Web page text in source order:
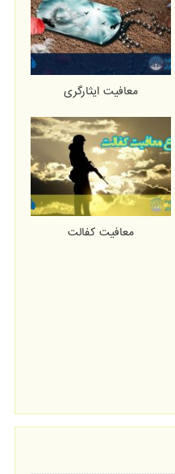
معافیت ایثارگری
معافیت کفالت